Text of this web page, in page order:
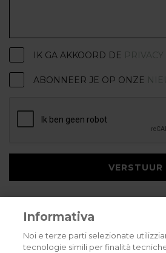
IK GA AKKOORD DE PRIVACY
ABONNEER JE OP ONZE
VERSTUUR
Informativa
Noi e terze parti selezionate
tecnologie simili per finalità